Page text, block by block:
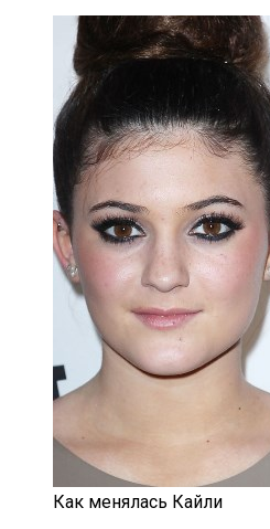
Как менялась Кайли